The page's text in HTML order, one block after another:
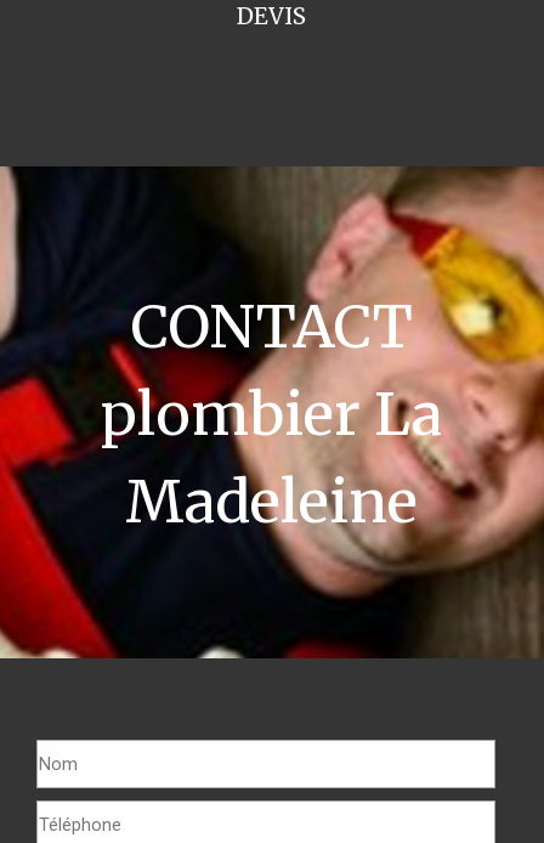
DEVIS
CONTACT
plombier La
Madeleine